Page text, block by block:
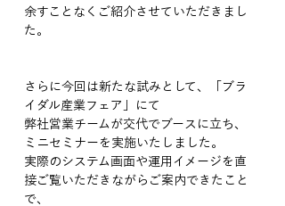
余すことなくご紹介させていただきまし
た。
さらに今回は新たな試みとして、「ブラ
イダル産業フェア」にて
弊社営業チームが交代でブースに立ち、
ミニセミナーを実施いたしました。
実際のシステム画面や運用イメージを直
接ご覧いただきながらご案内できたこと
で、